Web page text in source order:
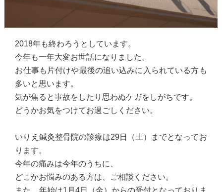
2018年も終わろうとしています。
今年も一年大変お世話になりました。
お仕事も片付けや最後の追い込みに入られている方も
多いと思います。
気が焦ると事故をしたり思わぬケガをしがちです。
どうかお気をつけてお過ごしください。
いりえ鍼灸整骨院の診療は29日（土）までとなってお
ります。
今年の痛みは今年のうちに、
どこかお悩みのある方は、ご相談ください。
また、年始は1月4日（金）からの受付となっておりま